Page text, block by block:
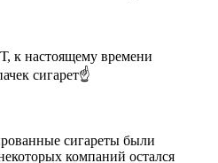
к настоящему времени
сигарет☝️
сигареты были
компаний остался